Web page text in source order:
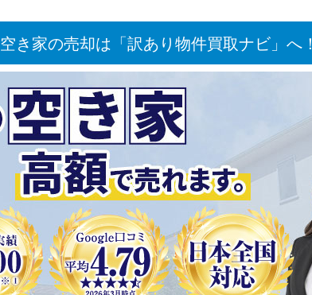
空き家の売却は「訳あり物件買取ナビ」へ！